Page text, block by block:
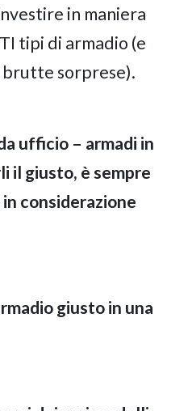
in maniera
tipi di armadio (e
sorprese).
ufficio – armadi in
il giusto, è sempre
considerazione
giusto in una